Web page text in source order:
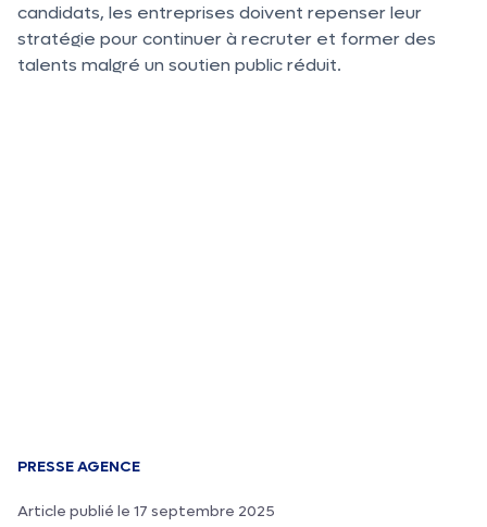
candidats, les entreprises doivent repenser leur
stratégie pour continuer à recruter et former des
talents malgré un soutien public réduit.
PRESSE AGENCE
Article publié le 17 septembre 2025